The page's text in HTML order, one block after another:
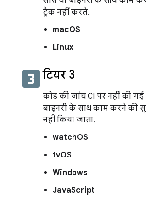
ट्रैक नहीं करते.
macOS
Linux
looks_3टियर 3
कोड की जांच CI पर नहीं की गई
बाइनरी के साथ काम करने की
नहीं किया जाता.
watchOS
tvOS
Windows
JavaScript